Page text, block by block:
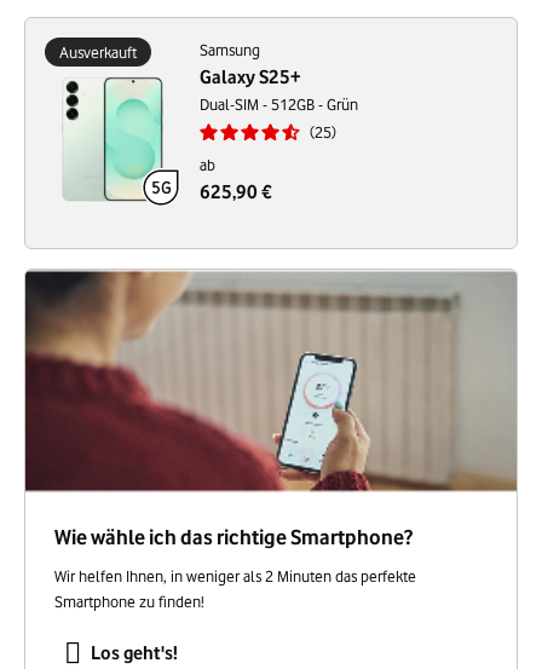
Ausverkauft Samsung
Galaxy S25+
Dual-SIM - 512GB - Grün
25
ab
625,90 €
Wie wähle ich das richtige Smartphone?
Wir helfen Ihnen, in weniger als 2 Minuten das perfekte
Smartphone zu finden!
Los geht's!